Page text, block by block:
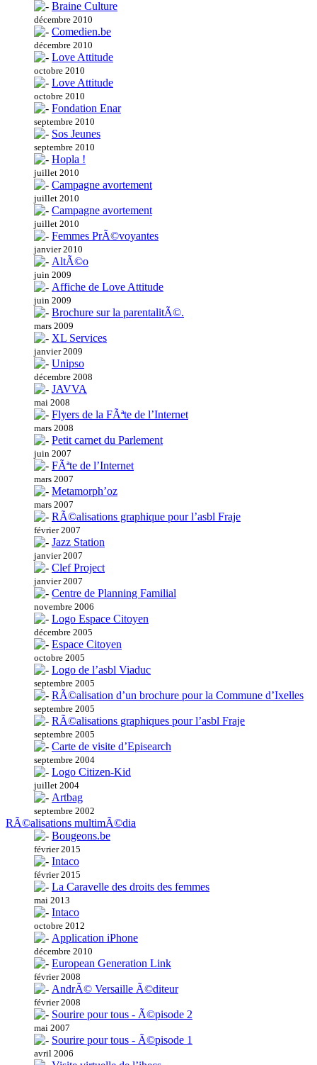
Braine Culture
décembre 2010
Comedien.be
décembre 2010
Love Attitude
octobre 2010
Love Attitude
octobre 2010
Fondation Enar
septembre 2010
Sos Jeunes
septembre 2010
Hopla !
juillet 2010
Campagne avortement
juillet 2010
Campagne avortement
juillet 2010
Femmes PrÃ©voyantes
janvier 2010
AltÃ©o
juin 2009
Affiche de Love Attitude
juin 2009
Brochure sur la parentalitÃ©.
mars 2009
XL Services
janvier 2009
Unipso
décembre 2008
JAVVA
mai 2008
Flyers de la FÃªte de l’Internet
mars 2008
Petit carnet du Parlement
juin 2007
FÃªte de l’Internet
mars 2007
Metamorph’oz
mars 2007
RÃ©alisations graphique pour l’asbl Fraje
février 2007
Jazz Station
janvier 2007
Clef Project
janvier 2007
Centre de Planning Familial
novembre 2006
Logo Espace Citoyen
décembre 2005
Espace Citoyen
octobre 2005
Logo de l’asbl Viaduc
septembre 2005
RÃ©alisation d’un brochure pour la Commune d’Ixelles
septembre 2005
RÃ©alisations graphiques pour l’asbl Fraje
septembre 2005
Carte de visite d’Episearch
septembre 2004
Logo Citizen-Kid
juillet 2004
Artbag
septembre 2002
RÃ©alisations multimÃ©dia
Bougeons.be
février 2015
Intaco
février 2015
La Caravelle des droits des femmes
mai 2013
Intaco
octobre 2012
Application iPhone
décembre 2010
European Generation Link
février 2008
AndrÃ© Versaille Ã©diteur
février 2008
Sourire pour tous - Ã©pisode 2
mai 2007
Sourire pour tous - Ã©pisode 1
avril 2006